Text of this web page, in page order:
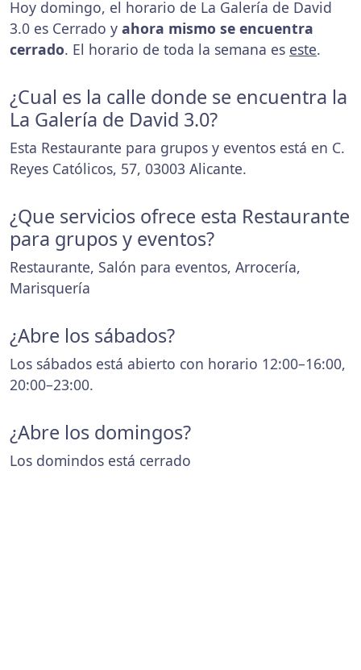
Hoy domingo, el horario de La Galería de David
3.0 es Cerrado y ahora mismo se encuentra
cerrado. El horario de toda la semana es este.
¿Cual es la calle donde se encuentra la
La Galería de David 3.0?
Esta Restaurante para grupos y eventos está en C.
Reyes Católicos, 57, 03003 Alicante.
¿Que servicios ofrece esta Restaurante
para grupos y eventos?
Restaurante, Salón para eventos, Arrocería,
Marisquería
¿Abre los sábados?
Los sábados está abierto con horario 12:00–16:00,
20:00–23:00.
¿Abre los domingos?
Los domindos está cerrado